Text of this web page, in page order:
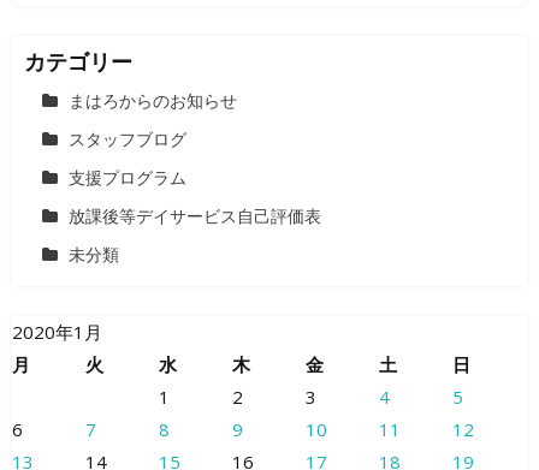
カテゴリー
まはろからのお知らせ
スタッフブログ
支援プログラム
放課後等デイサービス自己評価表
未分類
2020年1月
月
火 水 木 金 土
日
1
2 3 4
5
6
7 8 9 10 11
12
13
14 15 16 17 18 19